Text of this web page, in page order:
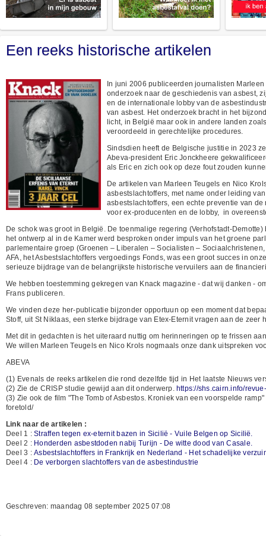
Een reeks historische artikelen
In juni 2006 publiceerden journalisten
onderzoek naar de geschiedenis van asbest,
en de internationale lobby van de
van asbest. Het onderzoek bracht in het
licht, in België maar ook in andere landen
veroordeeld in gerechtelijke procedures.
Sindsdien heeft de Belgische justitie in 2023
Abeva-president Eric Jonckheere
als Eric en zich ook op deze fout zouden
De artikelen van Marleen Teugels en Nico
asbestslachtoffers, met name onder leiding
asbestslachtoffers, een echte preventie van
voor ex-producenten en de lobby, in
De schok was groot in België. De toenmalige regering (Verhofstadt-
het ontwerp al in de Kamer werd besproken onder impuls van het groene
parlementaire groep (Groenen – Liberalen – Socialisten –
AFA, het Asbestslachtoffers vergoedings Fonds, was een groot succes in
serieuze bijdrage van de belangrijkste historische vervuilers aan de
We hebben toestemming gekregen van Knack magazine - dat wij danken -
Frans publiceren.
We vinden deze her-publicatie bijzonder opportuun op een moment dat
Stoff, uit St Niklaas, een sterke bijdrage van Etex-Eternit vragen aan de zeer
Met dit in gedachten is het uiteraard nuttig om herinneringen op te frissen
We willen Marleen Teugels en Nico Krols nogmaals onze dank uitspreken
ABEVA
(1) Evenals de reeks artikelen die rond dezelfde tijd in Het laatste Nieuws
(2) Zie de CRISP studie gewijd aan dit onderwerp.https://shs.cairn.info/
(3) Zie ook de film "The Tomb of Asbestos. Kroniek van een voorspelde
foretold/
Link naar de artikelen :
Deel 1 :Straffen tegen ex-eternit bazen in Sicilië - Vuile Belgen op Sicilië.
Deel 2 : Honderden asbestdoden nabij Turijn - De witte dood van Casale.
Deel 3 :Asbestslachtoffers in Frankrijk en Nederland - Het schadelijke
Deel 4 : De verborgen slachtoffers van de asbestindustrie
Geschreven: maandag 08 september 2025 07:08